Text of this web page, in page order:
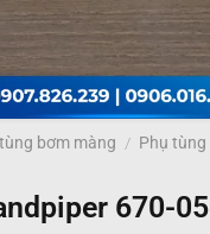
bơm màng / Phụ
670-